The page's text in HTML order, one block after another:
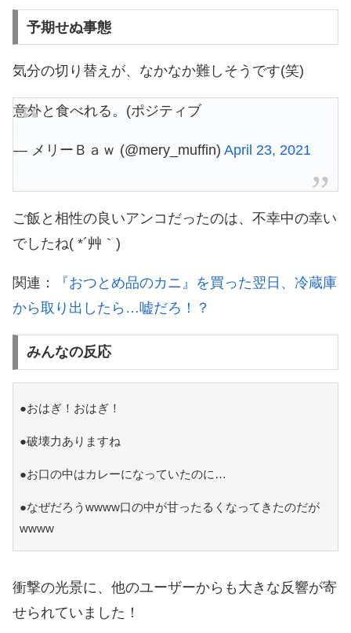
予期せぬ事態
気分の切り替えが、なかなか難しそうです(笑)
意外と食べれる。(ポジティブ
— メリーＢａｗ (@mery_muffin) April 23, 2021
ご飯と相性の良いアンコだったのは、不幸中の幸い
でしたね( *´艸｀)
関連：
『おつとめ品のカニ』を買った翌日、冷蔵庫
から取り出したら…嘘だろ！？
みんなの反応
●おはぎ！おはぎ！
●破壊力ありますね
●お口の中はカレーになっていたのに…
●なぜだろうwwww口の中が甘ったるくなってきたのだが
wwww
衝撃の光景に、他のユーザーからも大きな反響が寄
せられていました！